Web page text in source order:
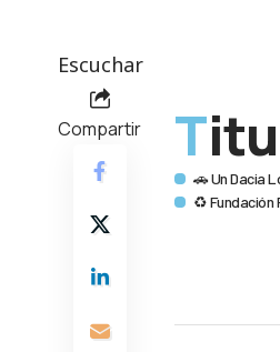
Escuchar
Compartir
🚗 Un Dacia
♻️ Fundación